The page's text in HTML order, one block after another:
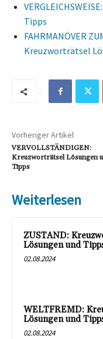
Tipps
FAHRMANÖVER
Kreuzworträtsel
Vorheriger Artikel
VERVOLLSTÄNDIGEN:
Kreuzworträtsel Lösungen
Tipps
Weiterlesen
ZUSTAND:
Lösungen und
02.08.2024
WELTFREMD:
Lösungen und
02.08.2024